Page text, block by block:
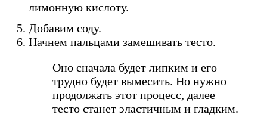
лимонную кислоту.
Добавим соду.
Начнем пальцами замешивать тесто.
Оно сначала будет липким и его
трудно будет вымесить. Но нужно
продолжать этот процесс, далее
тесто станет эластичным и гладким.